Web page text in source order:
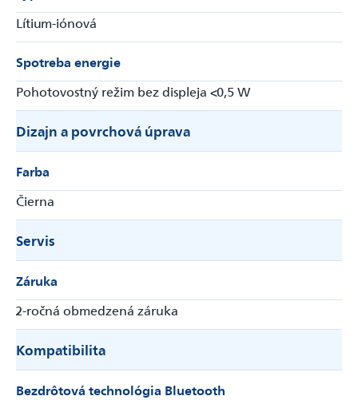
Lítium-iónová
Spotreba energie
Pohotovostný režim bez displeja <0,5 W
Dizajn a povrchová úprava
Farba
Čierna
Servis
Záruka
2-ročná obmedzená záruka
Kompatibilita
Bezdrôtová technológia Bluetooth